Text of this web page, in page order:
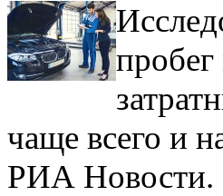
чаще всего и
РИА Новости.